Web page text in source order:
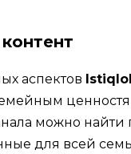
аспектов
можно найти
для всей